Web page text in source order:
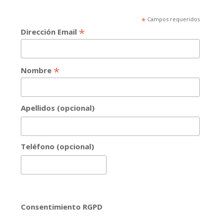
*Campos requeridos
Dirección Email *
Nombre *
Apellidos (opcional)
Teléfono (opcional)
Consentimiento RGPD